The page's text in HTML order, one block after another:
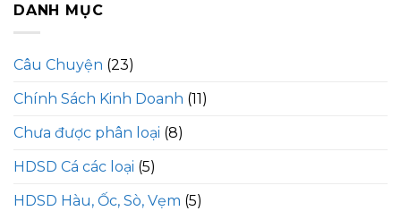
DANH MỤC
Câu Chuyện (23)
Chính Sách Kinh Doanh (11)
Chưa được phân loại (8)
HDSD Cá các loại (5)
HDSD Hàu, Ốc, Sò, Vẹm (5)